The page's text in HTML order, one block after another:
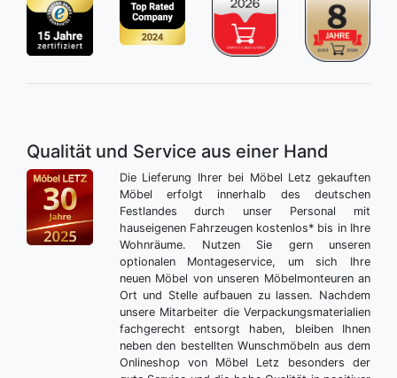
Qualität und Service aus einer Hand
Die Lieferung Ihrer bei Möbel Letz gekauften
Möbel erfolgt innerhalb des deutschen
Festlandes durch unser Personal mit
hauseigenen Fahrzeugen kostenlos* bis in Ihre
Wohnräume. Nutzen Sie gern unseren
optionalen Montageservice, um sich Ihre
neuen Möbel von unseren Möbelmonteuren an
Ort und Stelle aufbauen zu lassen. Nachdem
unsere Mitarbeiter die Verpackungsmaterialien
fachgerecht entsorgt haben, bleiben Ihnen
neben den bestellten Wunschmöbeln aus dem
Onlineshop von Möbel Letz besonders der